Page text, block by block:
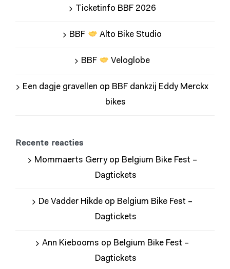
Ticketinfo BBF 2026
BBF Alto Bike Studio
BBF Veloglobe
Een dagje gravellen op BBF dankzij Eddy Merckx
bikes
Recente reacties
Mommaerts Gerryop Belgium Bike Fest –
Dagtickets
De Vadder Hikde op Belgium Bike Fest –
Dagtickets
Ann Kiebooms op Belgium Bike Fest –
Dagtickets